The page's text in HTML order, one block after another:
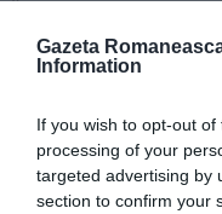
Gazeta
Information
If you wish to opt-out
processing of your
targeted advertising by
section to confirm your
riscul ca un mare
completă e
ianuarie va fi
Britanie, ci şi